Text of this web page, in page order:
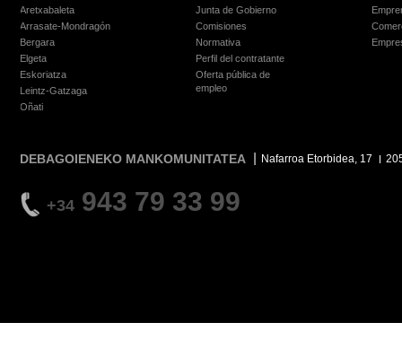
Aretxabaleta
Arrasate-Mondragón
Bergara
Elgeta
Eskoriatza
Leintz-Gatzaga
Oñati
Junta de Gobierno
Comisiones
Normativa
Perfil del contratante
Oferta pública de
empleo
DEBAGOIENEKO MANKOMUNITATEA Nafarroa Etorbidea, 17
+34 943 79 33 99